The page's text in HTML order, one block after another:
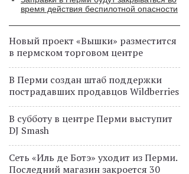
время действия беспилотной опасности
Новый проект «Вышки» разместится
в пермском торговом центре
В Перми создан штаб поддержки
пострадавших продавцов Wildberries
В субботу в центре Перми выступит
DJ Smash
Сеть «Иль де Ботэ» уходит из Перми.
Последний магазин закроется 30